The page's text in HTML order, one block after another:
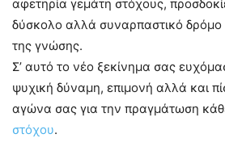
αφετηρία γεμάτη στόχους,
δύσκολο αλλά συναρπαστικό
της γνώσης.
Σ’ αυτό το νέο ξεκίνημα σας
ψυχική δύναμη, επιμονή αλλά και
αγώνα σας για την πραγμάτωση
στόχου.